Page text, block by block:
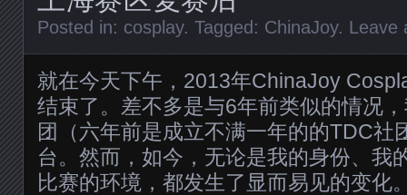
Posted in: cosplay. Tagged: ChinaJoy. Leave
就在今天下午，2013年ChinaJoy
结束了。差不多是与6年前类似的情况
团（六年前是成立不满一年的的TDC社
台。然而，如今，无论是我的身份、我
比赛的环境，都发生了显而易见的变化